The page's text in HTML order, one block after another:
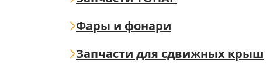
Фары и фонари
Запчасти для сдвижных крыш